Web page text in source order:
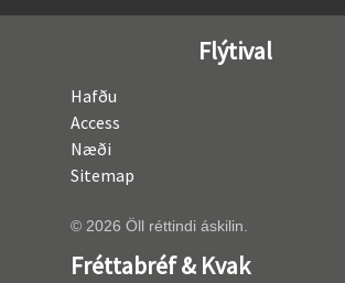
Flýtival
Hafðu
Access
Næði
Sitemap
© 2026 Öll réttindi áskilin.
Fréttabréf & Kvak